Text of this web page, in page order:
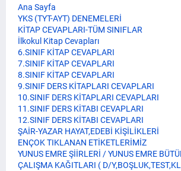
Ana Sayfa
YKS (TYT-AYT) DENEMELERİ
KİTAP CEVAPLARI-TÜM SINIFLAR
İlkokul Kitap Cevapları
6.SINIF KİTAP CEVAPLARI
7.SINIF KİTAP CEVAPLARI
8.SINIF KİTAP CEVAPLARI
9.SINIF DERS KİTAPLARI CEVAPLARI
10.SINIF DERS KİTAPLARI CEVAPLARI
11.SINIF DERS KİTABI CEVAPLARI
12.SINIF DERS KİTABI CEVAPLARI
ŞAİR-YAZAR HAYAT,EDEBİ KİŞİLİKLERİ
ENÇOK TIKLANAN ETİKETLERİMİZ
YUNUS EMRE ŞİİRLERİ / YUNUS EMRE
ÇALIŞMA KAĞITLARI ( D/